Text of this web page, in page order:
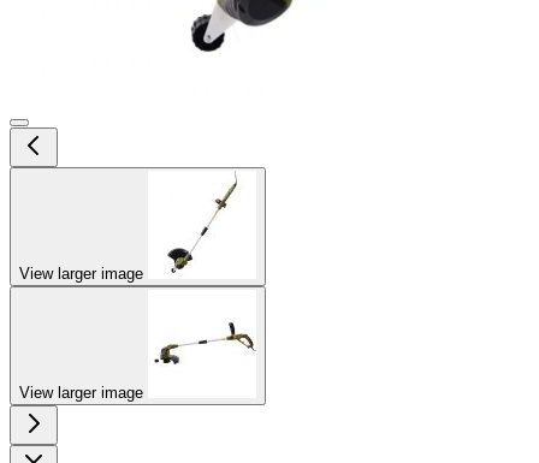
View larger image
View larger image